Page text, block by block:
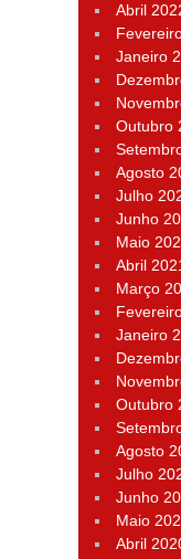
Abril
Janeiro
Outubro
Agosto
Julho
Junho
Maio
Abril
Março
Janeiro
Outubro
Agosto
Julho
Junho
Maio
Abril